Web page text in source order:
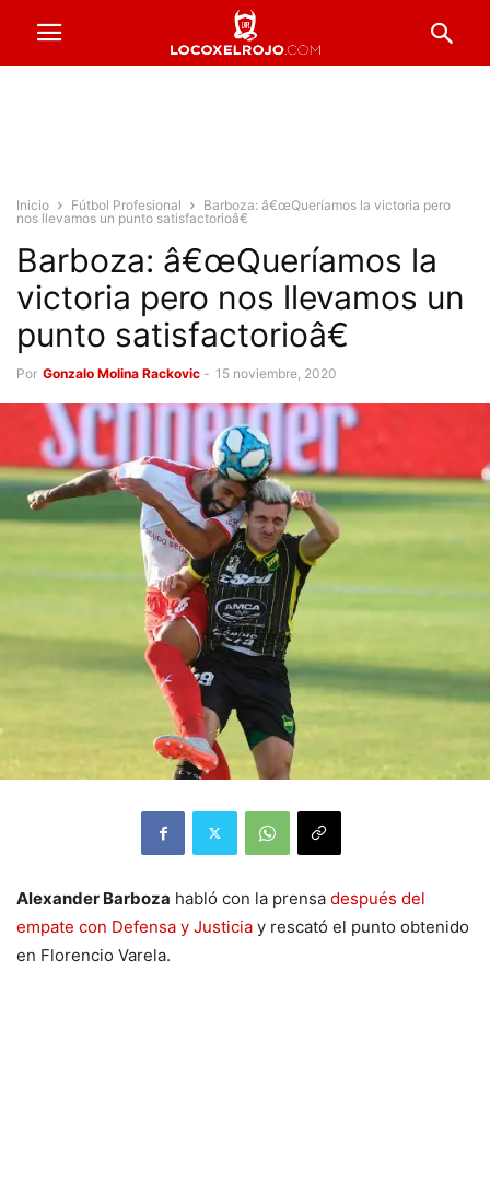
Inicio Fútbol Profesional
Barboza: â€œQueríamos la victoria pero
nos llevamos un punto satisfactorioâ€
Barboza: â€œQueríamos la
victoria pero nos llevamos un
punto satisfactorioâ€
Por Gonzalo Molina Rackovic - 15 noviembre, 2020
Alexander Barboza habló con la prensa después del
empate con Defensa y Justicia y rescató el punto obtenido
en Florencio Varela.